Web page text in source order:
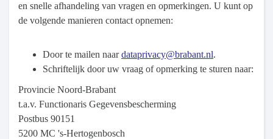
en snelle afhandeling van vragen en opmerkingen. U kunt op
de volgende manieren contact opnemen:
Door te mailen naardataprivacy@brabant.nl.
Schriftelijk door uw vraag of opmerking te sturen naar:
Provincie Noord-Brabant
t.a.v. Functionaris Gegevensbescherming
Postbus 90151
5200 MC 's-Hertogenbosch